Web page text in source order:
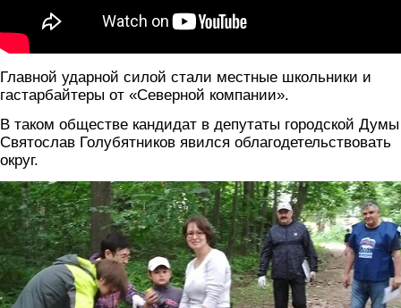
Главной ударной силой стали местные школьники и
гастарбайтеры от «Северной компании».
В таком обществе кандидат в депутаты городской Думы
Святослав Голубятников явился облагодетельствовать
округ.
golubyatnikov.jpg